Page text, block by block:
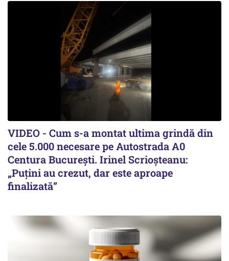
VIDEO - Cum s-a montat ultima grindă din
cele 5.000 necesare pe Autostrada A0
Centura București. Irinel Scrioșteanu:
„Puțini au crezut, dar este aproape
finalizată”